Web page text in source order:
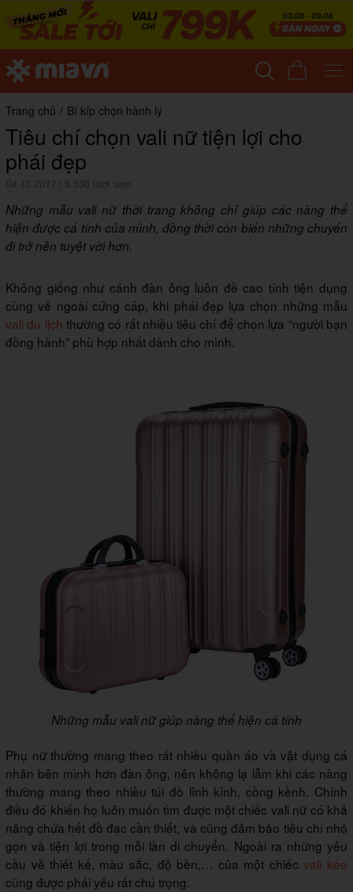
Trang chủ / Bí kíp chọn hành lý
Tiêu chí chọn vali nữ tiện lợi cho
phái đẹp
04.10.2017 8,536 lượt xem
Những mẫu vali nữ thời trang không chỉ giúp các nàng thể
hiện được cá tính của mình, đồng thời còn biến những chuyến
đi trở nên tuyệt vời hơn.
Không giống như cánh đàn ông luôn đề cao tính tiện dụng
cùng vẻ ngoài cứng cáp, khi phái đẹp lựa chọn những mẫu
vali du lịch thường có rất nhiều tiêu chí để chọn lựa “người bạn
đồng hành” phù hợp nhất dành cho mình.
Những mẫu vali nữ giúp nàng thể hiện cá tính
Phụ nữ thường mang theo rất nhiều quần áo và vật dụng cá
nhân bên mình hơn đàn ông, nên không lạ lẫm khi các nàng
thường mang theo nhiều túi đồ lỉnh kỉnh, cồng kềnh. Chính
điều đó khiến họ luôn muốn tìm được một chiếc vali nữ có khả
năng chứa hết đồ đạc cần thiết, và cũng đảm bảo tiêu chí nhỏ
gọn và tiện lợi trong mỗi lần di chuyển. Ngoài ra những yêu
cầu về thiết kế, màu sắc, độ bền,… của một chiếcvali kéo
cũng được phái yếu rất chú trọng.